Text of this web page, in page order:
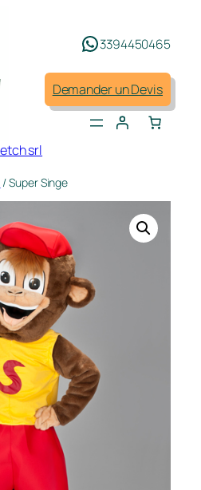
srl
3394450465
Demander un Devis
/ Super Singe